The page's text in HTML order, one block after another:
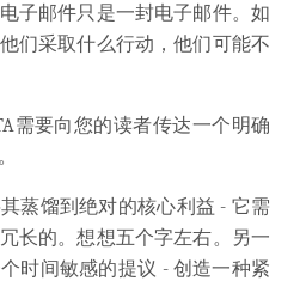
子邮件只是一封电子邮件。如
们采取什么行动，他们可能不
需要向您的读者传达一个明确
蒸馏到绝对的核心利益 - 它需
长的。想想五个字左右。另一
时间敏感的提议 - 创造一种紧